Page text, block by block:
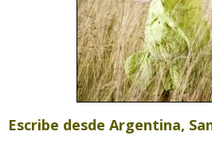
Escribe desde Argentina,